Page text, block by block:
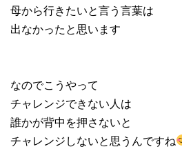
母から行きたいと言う言葉は
出なかったと思います
なのでこうやって
チャレンジできない人は
誰かが背中を押さないと
チャレンジしないと思うんですね